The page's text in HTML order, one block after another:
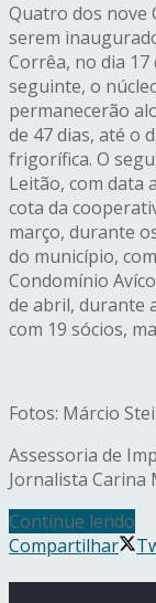
Quatro dos nove
serem
Corrêa, no dia
seguinte, o
permanecerão
de 47 dias, até o
frigorífica. O
Leitão, com data
cota da
março, durante
do município,
Condomínio
de abril, durante
com 19 sócios,
Fotos: Márcio
Assessoria de
Jornalista Carina
Continue lendo
Compartilhar